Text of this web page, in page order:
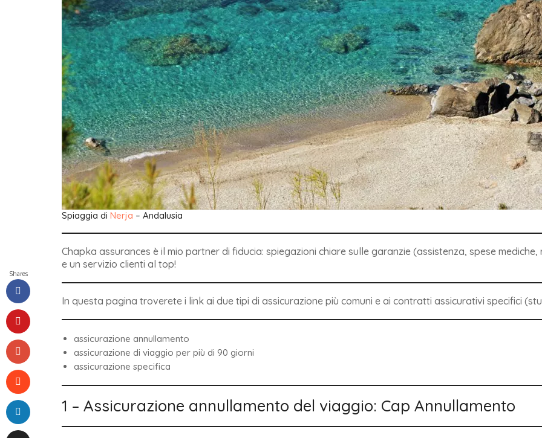
Spiaggia di Nerja – Andalusia
Chapka assurances è il mio partner di fiducia: spiegazioni chiare sulle garanzie (assistenza, spese
e un servizio clienti al top!
In questa pagina troverete i link ai due tipi di assicurazione più comuni e ai contratti assicurativi specifici
assicurazione annullamento
assicurazione di viaggio per più di 90 giorni
assicurazione specifica
1 – Assicurazione annullamento del viaggio: Cap Annullamento
Shares